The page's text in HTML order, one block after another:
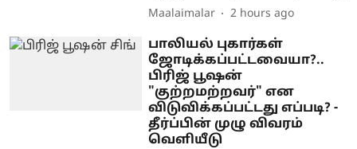
Maalaimalar 2 hours ago
பாலியல் புகார்கள்
ஜோடிக்கப்பட்டவையா?..
பிரிஜ் பூஷன்
"குற்றமற்றவர்" என
விடுவிக்கப்பட்டது எப்படி? -
தீர்ப்பின் முழு விவரம்
வெளியீடு